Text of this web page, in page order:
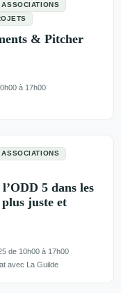
ASSOCIATIONS
& Pitcher
à 17h00
ASSOCIATIONS
5 dans les
juste et
de 10h00 à 17h00
avec La Guilde